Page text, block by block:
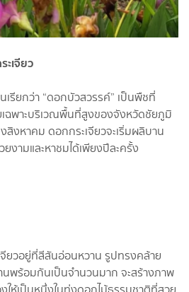
เจียว
รียกว่า “ดอกบัวสวรรค์” เป็นพืชที่
เฉพาะบริเวณพื้นที่สูงของจังหวัดชัยภูมิ
งหาคม ดอกกระเจียวจะเริ่มผลิบาน
งามและหาชมได้เพียงปีละครั้ง
ยวอยู่ที่สีสันอ่อนหวาน รูปทรงคล้าย
พร้อมกันเป็นจำนวนมาก จะสร้างภาพ